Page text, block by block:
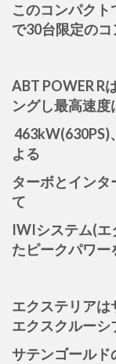
このコンパクト
で30台限定の
ABT POWER R
ングし最高速度
463kW(630PS)
よる
ターボとインタ
て
IWIシステム(エ
たピークパワー
エクステリアは
エクスクルーシ
サテンゴールド